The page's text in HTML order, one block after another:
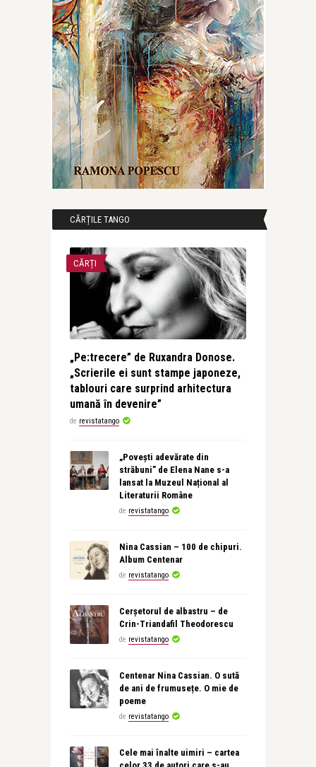
CĂRȚILE TANGO
CĂRȚI
„Pe:trecere” de Ruxandra Donose.
„Scrierile ei sunt stampe japoneze,
tablouri care surprind arhitectura
umană în devenire”
de revistatango
„Povești adevărate din
străbuni” de Elena Nane s-a
lansat la Muzeul Național al
Literaturii Române
de revistatango
Nina Cassian – 100 de chipuri.
Album Centenar
de revistatango
Cerșetorul de albastru – de
Crin-Triandafil Theodorescu
de revistatango
Centenar Nina Cassian. O sută
de ani de frumusețe. O mie de
poeme
de revistatango
Cele mai înalte uimiri – cartea